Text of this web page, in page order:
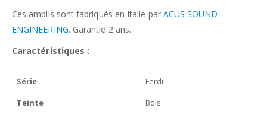
Ces amplis sont fabriqués en Italie par ACUS SOUND
ENGINEERING. Garantie 2 ans.
Caractéristiques :
Série
Ferdi
Teinte
Bois